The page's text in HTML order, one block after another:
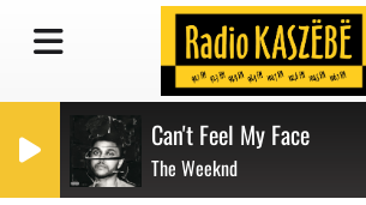
Can't Feel My Face
The Weeknd